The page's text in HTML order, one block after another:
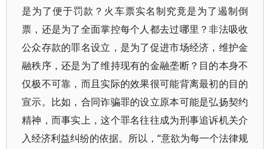
是为了便于罚款？火车票实名制究竟是为了遏制倒
票，还是为了全面掌控每个人都去过哪里？非法吸收
公众存款的罪名设立，是为了促进市场经济，维护金
融秩序，还是为了维持现有的金融垄断？目的本身不
仅极不可靠，而且实际的效果很可能背离最初的目的
宣示。比如，合同诈骗罪的设立原本可能是弘扬契约
精神，而事实上，这个罪名往往成为刑事追诉机关介
入经济利益纠纷的依据。所以，“意欲为每一个法律规